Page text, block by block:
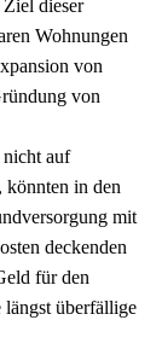
dieser
Wohnungen
von
von
auf
könnten in den
mit
deckenden
für den
längst überfällige